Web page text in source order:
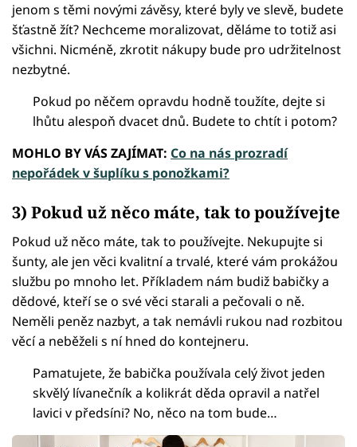
jenom s těmi novými závěsy, které byly ve slevě, budete
šťastně žít? Nechceme moralizovat, děláme to totiž asi
všichni. Nicméně, zkrotit nákupy bude pro udržitelnost
nezbytné.
Pokud po něčem opravdu hodně toužíte, dejte si
lhůtu alespoň dvacet dnů. Budete to chtít i potom?
MOHLO BY VÁS ZAJÍMAT: Co na nás prozradí
nepořádek v šuplíku s ponožkami?
3) Pokud už něco máte, tak to používejte
Pokud už něco máte, tak to používejte. Nekupujte si
šunty, ale jen věci kvalitní a trvalé, které vám prokážou
službu po mnoho let. Příkladem nám budiž babičky a
dědové, kteří se o své věci starali a pečovali o ně.
Neměli peněz nazbyt, a tak nemávli rukou nad rozbitou
věcí a neběželi s ní hned do kontejneru.
Pamatujete, že babička používala celý život jeden
skvělý lívanečník a kolikrát děda opravil a natřel
lavici v předsíni? No, něco na tom bude…